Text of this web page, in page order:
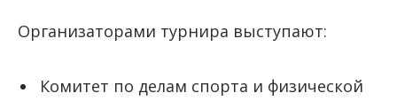
Организаторами турнира выступают:
Комитет по делам спорта и физической